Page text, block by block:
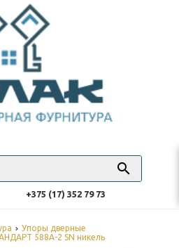
‎+375 (17) 352 79 73
Упоры дверные
588А-2 SN никель